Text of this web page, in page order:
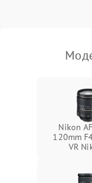
Nikon
120mm
VR